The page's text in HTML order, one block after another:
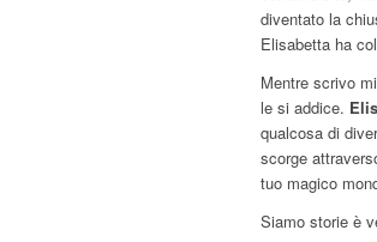
diventato la
Elisabetta ha
Mentre scrivo
le si addice.
qualcosa di
scorge
tuo magico
Siamo storie è